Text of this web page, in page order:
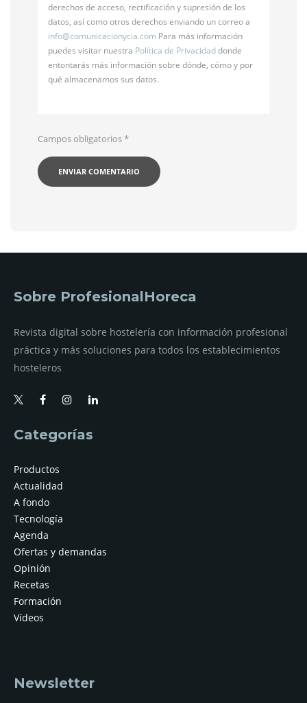
derechos de acceso, rectificación y supresión de los
datos, así como otros derechos enviando un correo a
info@comunicacionycia.com Para más información
puedes visitar nuestra Política de Privacidaddonde
entontarás más información sobre dónde, cómo y por
qué almacenamos sus datos.
Campos obligatorios*
Sobre ProfesionalHoreca
Revista digital sobre hostelería con información profesional
práctica y más soluciones para todos los establecimientos
hosteleros
Categorías
Productos
Actualidad
A fondo
Tecnología
Agenda
Ofertas y demandas
Opinión
Recetas
Formación
Vídeos
Newsletter